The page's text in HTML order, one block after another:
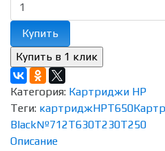
Купить
Категория: Картриджи HP
Теги: картриджHPT650
Black№712T630T230T250
Описание